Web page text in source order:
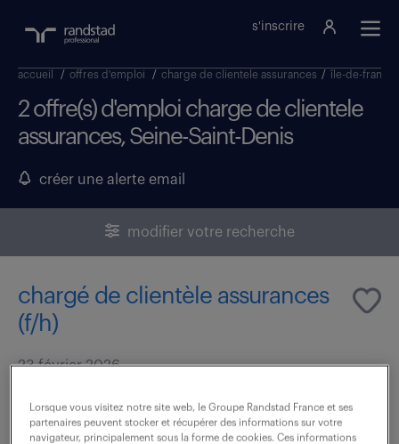
s'inscrire
accueil / offres d'emploi / charge de clientele assurances / île-de-france
2 offre(s) d'emploi charge de clientele
assurances, Seine-Saint-Denis
créer une alerte email
modifier votre recherche
chargé de clientèle assurances
(f/h)
23 février 2026
intérim
26 000 - 30 000 € / an
Lorsque vous visitez notre site web, le Groupe Randstad France et ses
partenaires peuvent stocker et récupérer des informations sur votre
navigateur, principalement sous la forme de cookies. Ces informations